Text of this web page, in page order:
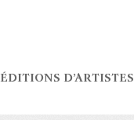
ÉDITIONS D’ARTISTES